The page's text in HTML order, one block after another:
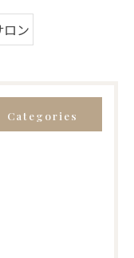
ン
Categories